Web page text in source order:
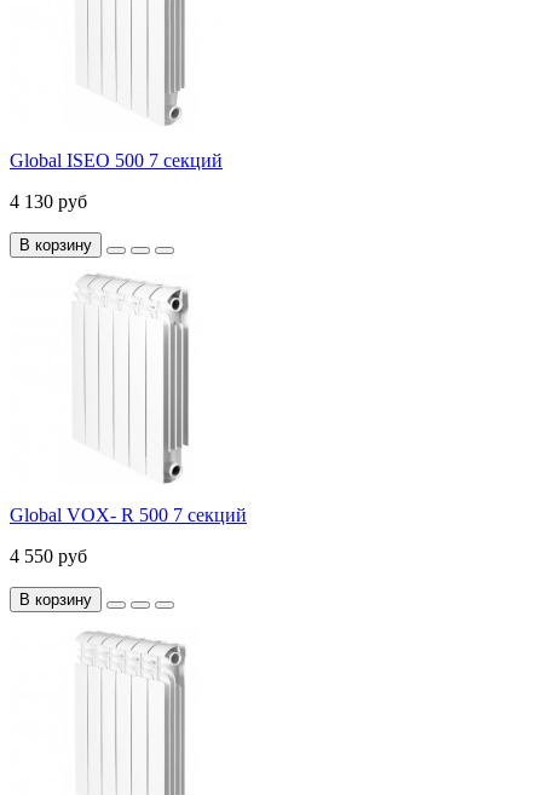
Global ISEO 500 7 секций
4 130 руб
В корзину
Global VOX- R 500 7 секций
4 550 руб
В корзину